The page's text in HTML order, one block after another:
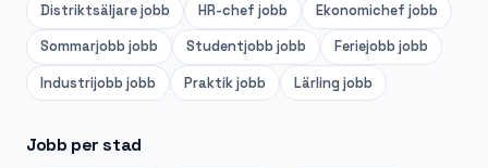
Distriktsäljarejobb HR-chef jobb Ekonomichef jobb
Sommarjobb jobb Studentjobb jobb Feriejobb jobb
Industrijobb jobb Praktikjobb Lärling jobb
Jobb per stad